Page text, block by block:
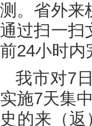
测。省外来
通过扫一扫
前24小时内
我市对7
实施7天集
史的来（